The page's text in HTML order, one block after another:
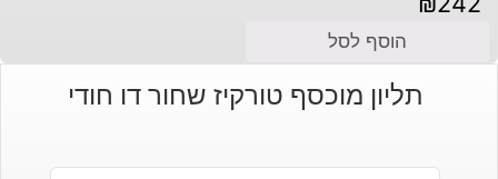
הוסף לסל
תליון מוכסף טורקיז שחור דו חודי